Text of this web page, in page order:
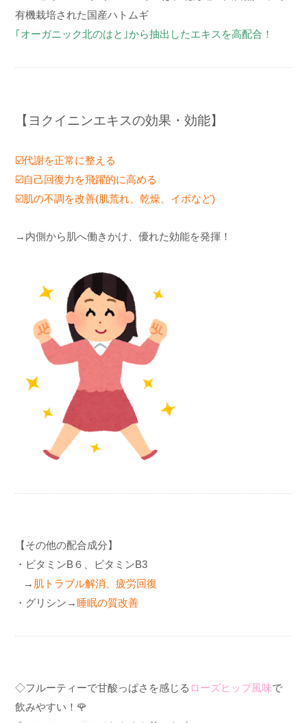
有機栽培された国産ハトムギ
｢オーガニック北のはと｣から抽出したエキスを高配合！
【ヨクイニンエキスの効果・効能】
☑️代謝を正常に整える
☑️自己回復力を飛躍的に高める
☑️肌の不調を改善(肌荒れ、乾燥、イボなど)
→内側から肌へ働きかけ、優れた効能を発揮！
【その他の配合成分】
・ビタミンB６、ビタミンB3
→ 肌トラブル解消、疲労回復
・グリシン→ 睡眠の質改善
◇フルーティーで甘酸っぱさを感じる ローズヒップ風味で
飲みやすい！🌹